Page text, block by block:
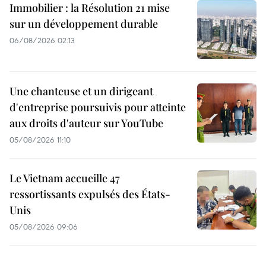
Immobilier : la Résolution 21 mise
sur un développement durable
06/08/2026 02:13
Une chanteuse et un dirigeant
d'entreprise poursuivis pour atteinte
aux droits d'auteur sur YouTube
05/08/2026 11:10
Le Vietnam accueille 47
ressortissants expulsés des États-
Unis
05/08/2026 09:06